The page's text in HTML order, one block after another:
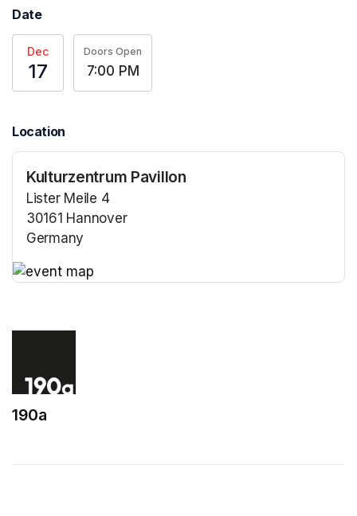
Date
Dec
17
Doors Open
7:00 PM
Location
Kulturzentrum Pavillon
Lister Meile 4
30161 Hannover
Germany
190a